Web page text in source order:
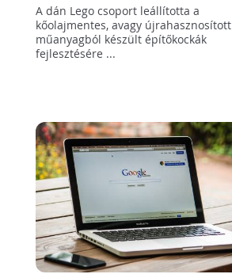
palack alapú építőkockák
koncepcióját
A dán Lego csoport leállította a
kőolajmentes, avagy újrahasznosított
műanyagból készült építőkockák
fejlesztésére ...